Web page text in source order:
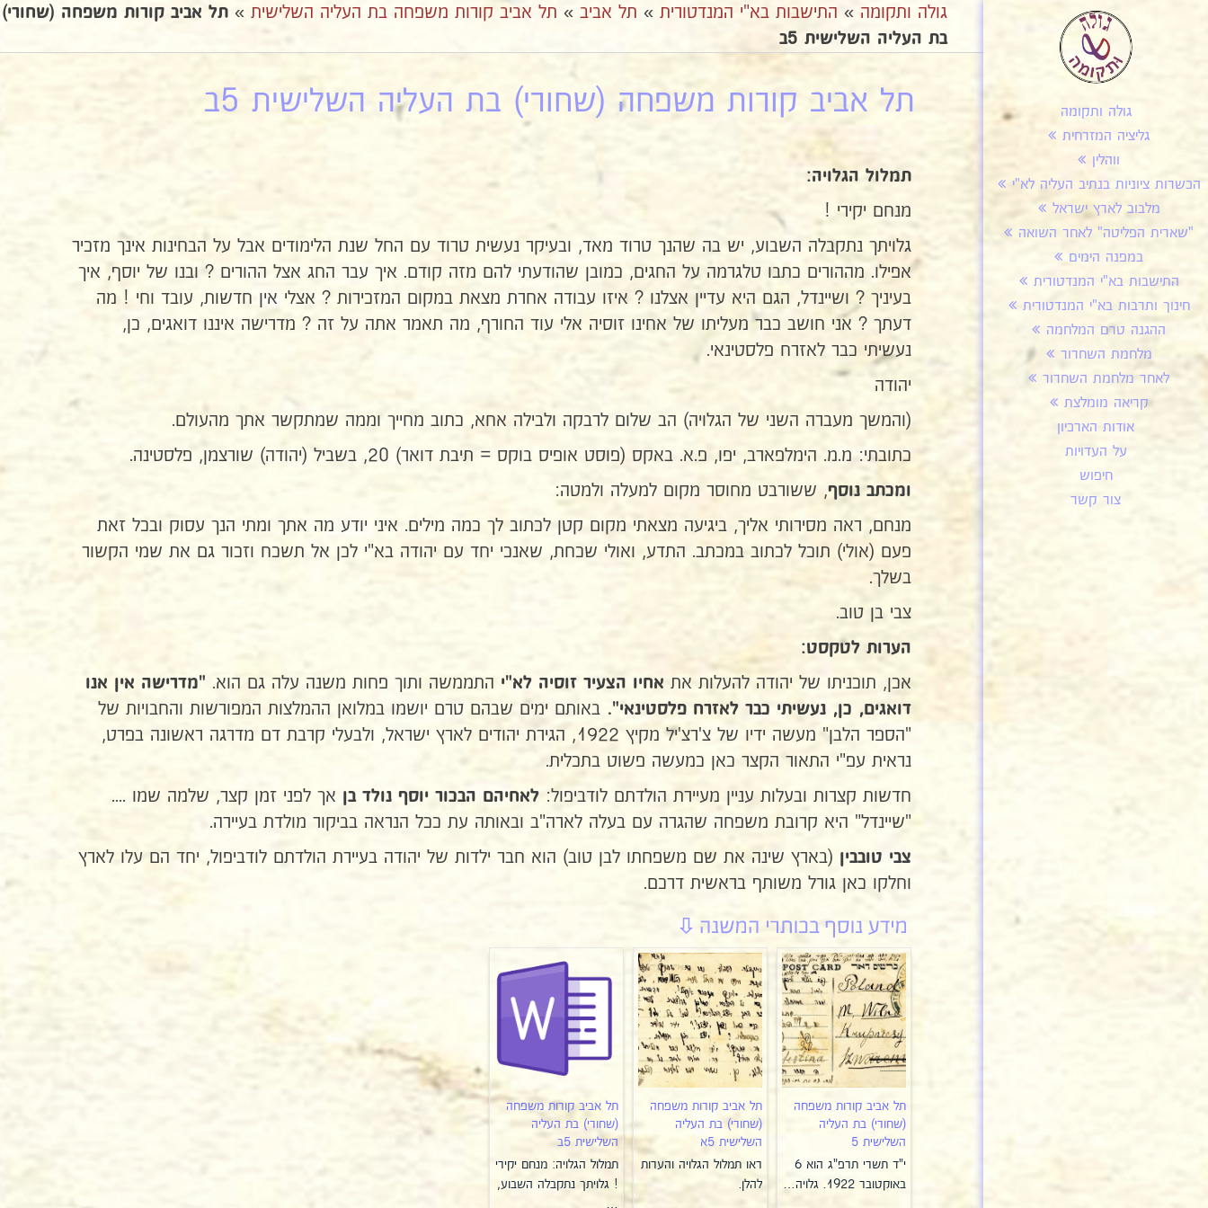
גולה ותקומה
גליציה המזרחית
ווהלין
הכשרות ציוניות בנתיב העליה לא"י
מלבוב לארץ ישראל
"שארית הפליטה" לאחר השואה
במפנה הימים
התישבות בא"י המנדטורית
חינוך ותרבות בא"י המנדטורית
ההגנה טרם המלחמה
מלחמת השחרור
לאחר מלחמת השחרור
קריאה מומלצת
אודות הארכיון
על העדויות
חיפוש
צור קשר
גולה ותקומה » התישבות בא"י המנדטורית » תל אביב » תל אביב קורות משפחה בת העליה השלישית » תל אביב קורות משפחה (שחורי)
בת העליה השלישית 5ב
תל אביב קורות משפחה (שחורי) בת העליה השלישית 5ב
תמלול הגלויה:
מנחם יקירי !
גלויתך נתקבלה השבוע, יש בה שהנך טרוד מאד, ובעיקר נעשית טרוד עם החל שנת הלימודים אבל על הבחינות אינך מזכיר
אפילו. מההורים כתבו טלגרמה על החגים, כמובן שהודעתי להם מזה קודם. איך עבר החג אצל ההורים ? ובנו של יוסף, איך
בעיניך ? ושיינדל, הגם היא עדיין אצלנו ? איזו עבודה אחרת מצאת במקום המזכירות ? אצלי אין חדשות, עובד וחי ! מה
דעתך ? אני חושב כבר מעליתו של אחינו זוסיה אלי עוד החורף, מה תאמר אתה על זה ? מדרישה איננו דואגים, כן,
נעשיתי כבר לאזרח פלסטינאי.
יהודה
(והמשך מעברה השני של הגלויה) הב שלום לרבקה ולבילה אחא, כתוב מחייך וממה שמתקשר אתך מהעולם.
כתובתי: מ.מ. הימלפארב, יפו, פ.א. באקס (פוסט אופיס בוקס = תיבת דואר) 20, בשביל (יהודה) שורצמן, פלסטינה.
ומכתב נוסף, ששורבט מחוסר מקום למעלה ולמטה:
מנחם, ראה מסירותי אליך, ביגיעה מצאתי מקום קטן לכתוב לך כמה מילים. איני יודע מה אתך ומתי הנך עסוק ובכל זאת
פעם (אולי) תוכל לכתוב במכתב. התדע, ואולי שכחת, שאנכי יחד עם יהודה בא"י לכן אל תשכח וזכור גם את שמי הקשור
בשלך.
צבי בן טוב.
הערות לטקסט:
אכן, תוכניתו של יהודה להעלות את אחיו הצעיר זוסיה לא"י התממשה ותוך פחות משנה עלה גם הוא. "מדרישה אין אנו
דואגים, כן, נעשיתי כבר לאזרח פלסטינאי". באותם ימים שבהם טרם יושמו במלואן ההמלצות המפורשות והחבויות של
"הספר הלבן" מעשה ידיו של צ'רצ'יל מקיץ 1922, הגירת יהודים לארץ ישראל, ולבעלי קרבת דם מדרגה ראשונה בפרט,
נראית עפ"י התאור הקצר כאן כמעשה פשוט בתכלית.
חדשות קצרות ובעלות עניין מעיירת הולדתם לודביפול: לאחיהם הבכור יוסף נולד בן אך לפני זמן קצר, שלמה שמו ....
"שיינדל" היא קרובת משפחה שהגרה עם בעלה לארה"ב ובאותה עת ככל הנראה בביקור מולדת בעיירה.
צבי טובבין (בארץ שינה את שם משפחתו לבן טוב) הוא חבר ילדות של יהודה בעיירת הולדתם לודביפול, יחד הם עלו לארץ
וחלקו כאן גורל משותף בראשית דרכם.
תל אביב קורות משפחה
(שחורי) בת העליה
השלישית 5
י"ד תשרי תרפ"ג הוא 6
באוקטובר 1922. גלויה…
תל אביב קורות משפחה
(שחורי) בת העליה
השלישית 5א
ראו תמלול הגלויה והערות
להלן.
תל אביב קורות משפחה
(שחורי) בת העליה
השלישית 5ב
תמלול הגלויה: מנחם יקירי
! גלויתך נתקבלה השבוע,
…